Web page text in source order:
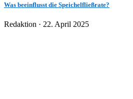
Was beeinflusst die Speichelfließrate?
Redaktion · Veröffentlicht
22. April 2025